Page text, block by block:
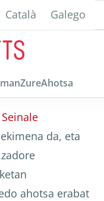
Català Galego
ekimena da, eta
ahotsa erabat